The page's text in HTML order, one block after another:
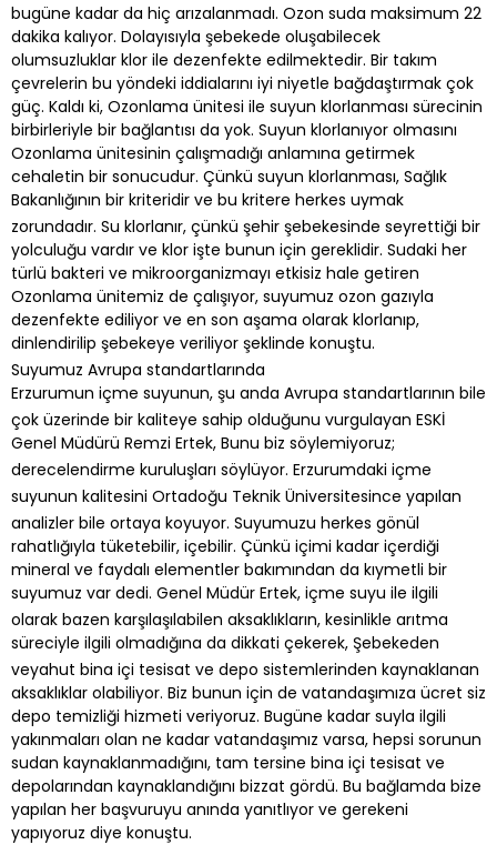
bugüne kadar da hiç arızalanmadı. Ozon suda maksimum 22
dakika kalıyor. Dolayısıyla şebekede oluşabilecek
olumsuzluklar klor ile dezenfekte edilmektedir. Bir takım
çevrelerin bu yöndeki iddialarını iyi niyetle bağdaştırmak çok
güç. Kaldı ki, Ozonlama ünitesi ile suyun klorlanması sürecinin
birbirleriyle bir bağlantısı da yok. Suyun klorlanıyor olmasını
Ozonlama ünitesinin çalışmadığı anlamına getirmek
cehaletin bir sonucudur. Çünkü suyun klorlanması, Sağlık
Bakanlığının bir kriteridir ve bu kritere herkes uymak
zorundadır. Su klorlanır, çünkü şehir şebekesinde seyrettiği bir
yolculuğu vardır ve klor işte bunun için gereklidir. Sudaki her
türlü bakteri ve mikroorganizmayı etkisiz hale getiren
Ozonlama ünitemiz de çalışıyor, suyumuz ozon gazıyla
dezenfekte ediliyor ve en son aşama olarak klorlanıp,
dinlendirilip şebekeye veriliyor şeklinde konuştu.
Suyumuz Avrupa standartlarında
Erzurumun içme suyunun, şu anda Avrupa standartlarının bile
çok üzerinde bir kaliteye sahip olduğunu vurgulayan ESKİ
Genel Müdürü Remzi Ertek, Bunu biz söylemiyoruz;
derecelendirme kuruluşları söylüyor. Erzurumdaki içme
suyunun kalitesini Ortadoğu Teknik Üniversitesince yapılan
analizler bile ortaya koyuyor. Suyumuzu herkes gönül
rahatlığıyla tüketebilir, içebilir. Çünkü içimi kadar içerdiği
mineral ve faydalı elementler bakımından da kıymetli bir
suyumuz var dedi. Genel Müdür Ertek, içme suyu ile ilgili
olarak bazen karşılaşılabilen aksaklıkların, kesinlikle arıtma
süreciyle ilgili olmadığına da dikkati çekerek, Şebekeden
veyahut bina içi tesisat ve depo sistemlerinden kaynaklanan
aksaklıklar olabiliyor. Biz bunun için de vatandaşımıza ücret siz
depo temizliği hizmeti veriyoruz. Bugüne kadar suyla ilgili
yakınmaları olan ne kadar vatandaşımız varsa, hepsi sorunun
sudan kaynaklanmadığını, tam tersine bina içi tesisat ve
depolarından kaynaklandığını bizzat gördü. Bu bağlamda bize
yapılan her başvuruyu anında yanıtlıyor ve gerekeni
yapıyoruz diye konuştu.